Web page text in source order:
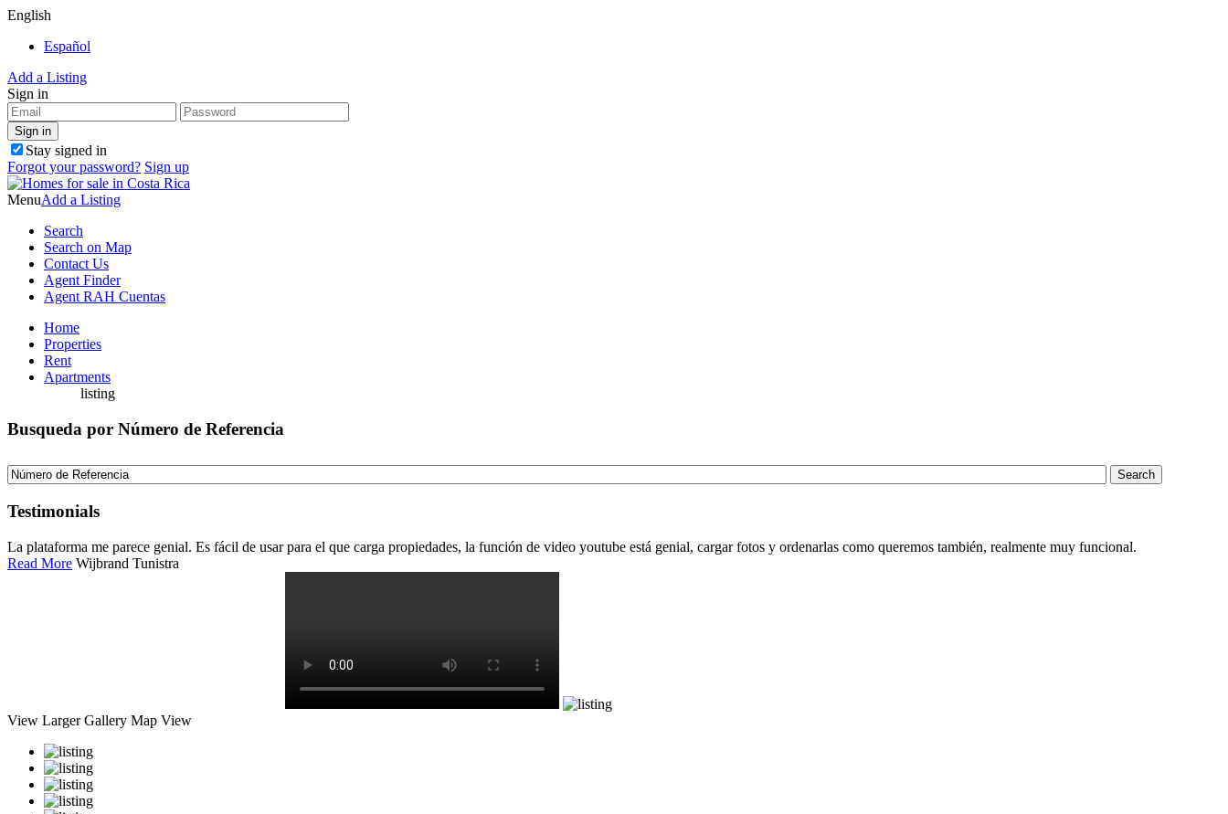
English
Español
Add a Listing
Sign in
Stay signed in
Forgot your password? Sign up
MenuAdd a Listing
Search
Search on Map
Contact Us
Agent Finder
Agent RAH Cuentas
Home
Properties
Rent
Apartments
listing
Busqueda por Número de Referencia
Testimonials
La plataforma me parece genial. Es fácil de usar para el que carga propiedades, la función de video youtube está genial, cargar fotos y ordenarlas como queremos también, realmente muy funcional.
Read More Wijbrand Tunistra
View Larger Gallery Map View